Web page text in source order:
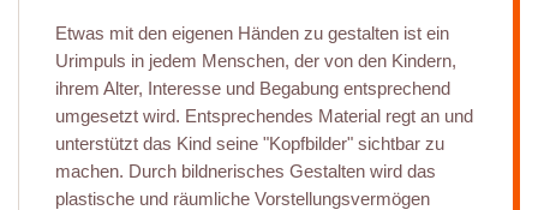
Etwas mit den eigenen Händen zu gestalten ist ein
Urimpuls in jedem Menschen, der von den Kindern,
ihrem Alter, Interesse und Begabung entsprechend
umgesetzt wird. Entsprechendes Material regt an und
unterstützt das Kind seine "Kopfbilder" sichtbar zu
machen. Durch bildnerisches Gestalten wird das
plastische und räumliche Vorstellungsvermögen